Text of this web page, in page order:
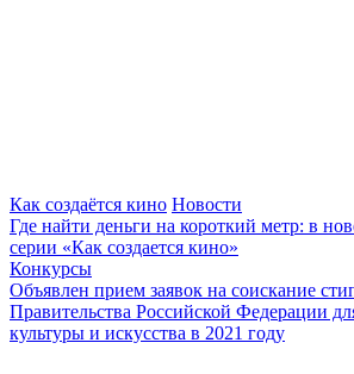
Как создаётся кино Новости
Где найти деньги на короткий метр: в
серии «Как создается кино»
Конкурсы
Объявлен прием заявок на соискание
Правительства Российской Федерации
культуры и искусства в 2021 году